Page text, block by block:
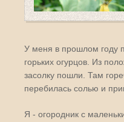
У меня в прошлом году
горьких огурцов. Из
засолку пошли. Там
перебилась солью и
Я - огородник с